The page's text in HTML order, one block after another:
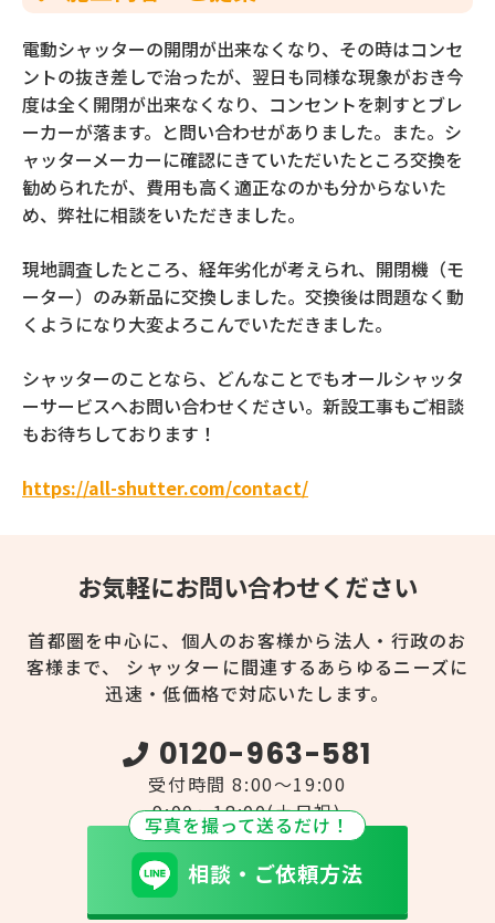
電動シャッターの開閉が出来なくなり、その時はコンセ
ントの抜き差しで治ったが、翌日も同様な現象がおき今
度は全く開閉が出来なくなり、コンセントを刺すとブレ
ーカーが落ます。と問い合わせがありました。また。シ
ャッターメーカーに確認にきていただいたところ交換を
勧められたが、費用も高く適正なのかも分からないた
め、弊社に相談をいただきました。
現地調査したところ、経年劣化が考えられ、開閉機（モ
ーター）のみ新品に交換しました。交換後は問題なく動
くようになり大変よろこんでいただきました。
シャッターのことなら、どんなことでもオールシャッタ
ーサービスへお問い合わせください。新設工事もご相談
もお待ちしております！
https://all-shutter.com/contact/
お気軽にお問い合わせください
首都圏を中心に、個人のお客様から法人・行政のお
客様まで、
シャッターに間連するあらゆるニーズに
迅速・低価格で対応いたします。
0120-963-581
受付時間 8:00～19:00
9:00～18:00(土日祝)
写真を撮って送るだけ！
相談・ご依頼方法